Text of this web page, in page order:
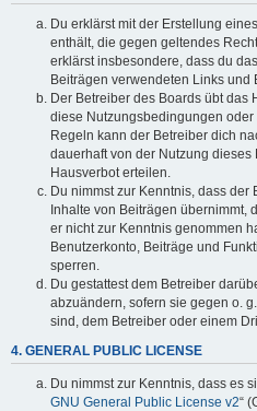
Du erklärst mit der Erstellung
enthält, die gegen geltendes
erklärst insbesondere, dass du
Beiträgen verwendeten Links und
Der Betreiber des Boards übt das
diese Nutzungsbedingungen
Regeln kann der Betreiber dich
dauerhaft von der Nutzung
Hausverbot erteilen.
Du nimmst zur Kenntnis, dass der
Inhalte von Beiträgen übernimmt,
er nicht zur Kenntnis genommen
Benutzerkonto, Beiträge und
sperren.
Du gestattest dem Betreiber
abzuändern, sofern sie gegen o.
sind, dem Betreiber oder einem
4. GENERAL PUBLIC LICENSE
Du nimmst zur Kenntnis, dass es
GNU General Public License v2“